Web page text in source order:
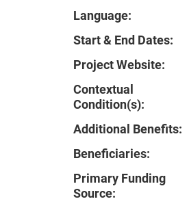
Language:
Start & End Dates:
Project Website:
Contextual
Condition(s):
Additional Benefits:
Beneficiaries:
Primary Funding
Source: